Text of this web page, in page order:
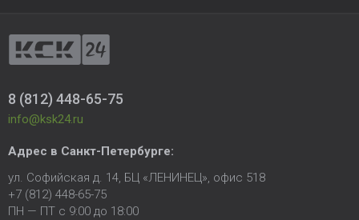
8 (812) 448-65-75
info@ksk24.ru
Адрес в Санкт-Петербурге:
ул. Софийская д. 14, БЦ «ЛЕНИНЕЦ», офис 518
+7 (812) 448-65-75
ПН — ПТ с 9:00 до 18:00